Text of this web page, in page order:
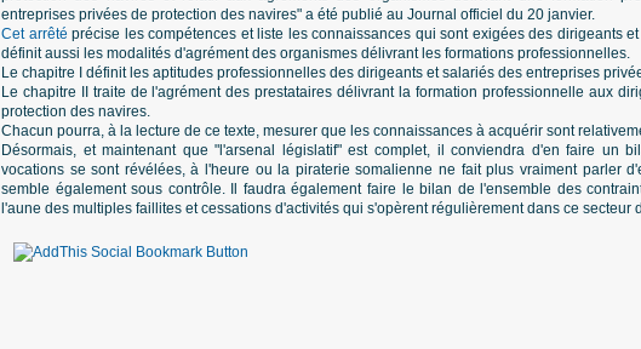
entreprises privées de protection des navires" a été publié au Journal officiel du 20 janvier.
Cet arrêté précise les compétences et liste les connaissances qui sont exigées des dirigeants
définit aussi les modalités d'agrément des organismes délivrant les formations professionnelles.
Le chapitre I définit les aptitudes professionnelles des dirigeants et salariés des entreprises
Le chapitre II traite de l'agrément des prestataires délivrant la formation professionnelle aux
protection des navires.
Chacun pourra, à la lecture de ce texte, mesurer que les connaissances à acquérir sont
Désormais, et maintenant que "l'arsenal législatif" est complet, il conviendra d'en faire un
vocations se sont révélées, à l'heure ou la piraterie somalienne ne fait plus vraiment parler
semble également sous contrôle. Il faudra également faire le bilan de l'ensemble des
l'aune des multiples faillites et cessations d'activités qui s'opèrent régulièrement dans ce secteur